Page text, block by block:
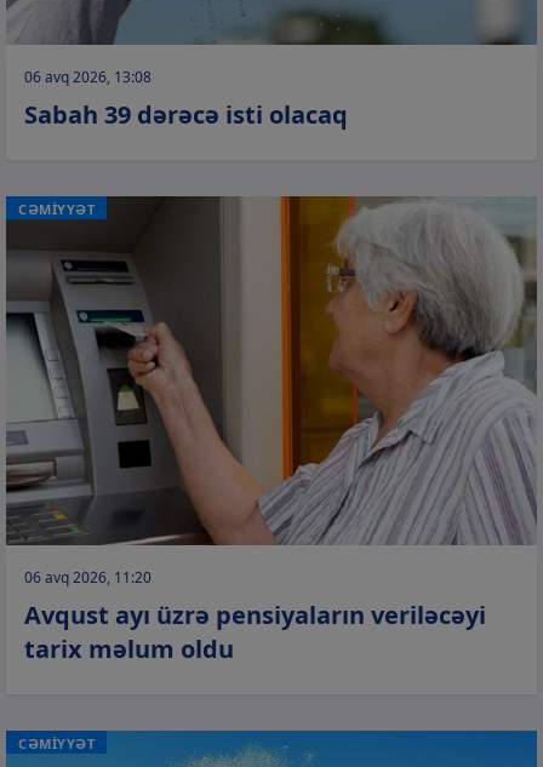
06 avq 2026, 13:08
Sabah 39 dərəcə isti olacaq
CƏMİYYƏT
06 avq 2026, 11:20
Avqust ayı üzrə pensiyaların veriləcəyi
tarix məlum oldu
CƏMİYYƏT